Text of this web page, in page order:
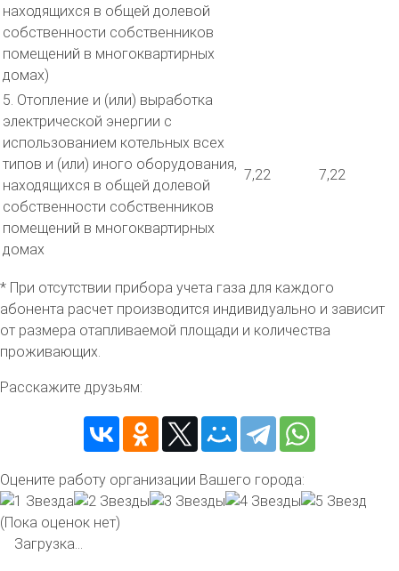
находящихся в общей долевой
собственности собственников
помещений в многоквартирных
домах)
5. Отопление и (или) выработка
электрической энергии с
использованием котельных всех
типов и (или) иного оборудования,
находящихся в общей долевой
собственности собственников
помещений в многоквартирных
домах
7,22 7,22
* При отсутствии прибора учета газа для каждого
абонента расчет производится индивидуально и зависит
от размера отапливаемой площади и количества
проживающих.
Расскажите друзьям:
Оцените работу организации Вашего города:
(Пока оценок нет)
Загрузка...